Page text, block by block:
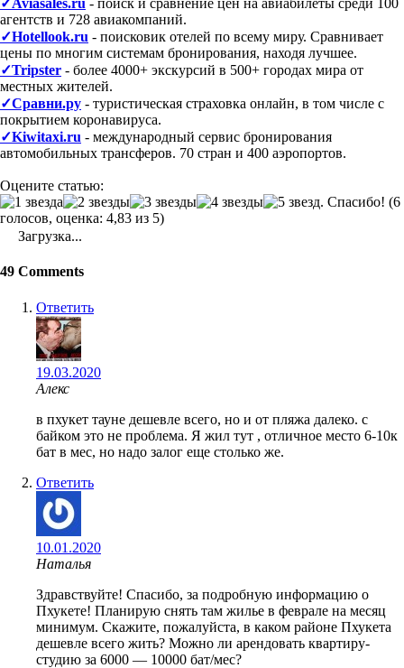
✓Aviasales.ru - поиск и сравнение цен на авиабилеты среди 100
агентств и 728 авиакомпаний.
✓Hotellook.ru - поисковик отелей по всему миру. Сравнивает
цены по многим системам бронирования, находя лучшее.
✓Tripster - более 4000+ экскурсий в 500+ городах мира от
местных жителей.
✓Сравни.ру - туристическая страховка онлайн, в том числе c
покрытием коронавируса.
✓Kiwitaxi.ru - международный сервис бронирования
автомобильных трансферов. 70 стран и 400 аэропортов.
Оцените статью:
(6
голосов, оценка: 4,83 из 5)
Загрузка...
49 Comments
Ответить
19.03.2020
Алекс
в пхукет тауне дешевле всего, но и от пляжа далеко. с
байком это не проблема. Я жил тут , отличное место 6-10к
бат в мес, но надо залог еще столько же.
Ответить
10.01.2020
Наталья
Здравствуйте! Спасибо, за подробную информацию о
Пхукете! Планирую снять там жилье в феврале на месяц
минимум. Скажите, пожалуйста, в каком районе Пхукета
дешевле всего жить? Можно ли арендовать квартиру-
студию за 6000 — 10000 бат/мес?